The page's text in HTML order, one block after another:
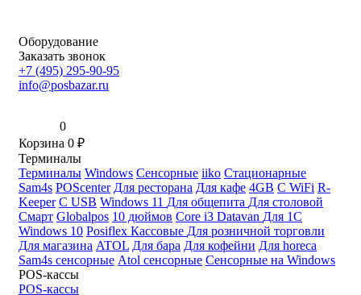
Оборудование
Заказать звонок
+7 (495) 295-90-95
info@posbazar.ru
0
Корзина 0 ₽
Терминалы
Терминалы Windows Сенсорные iiko Стационарные
Sam4s POScenter Для ресторана Для кафе 4GB С WiFi R-
Keeper С USB Windows 11 Для общепита Для столовой
Смарт Globalpos 10 дюймов Core i3 Datavan Для 1С
Windows 10 Posiflex Кассовые Для розничной торговли
Для магазина ATOL Для бара Для кофейни Для horeca
Sam4s сенсорные Atol сенсорные Сенсорные на Windows
POS-кассы
POS-кассы